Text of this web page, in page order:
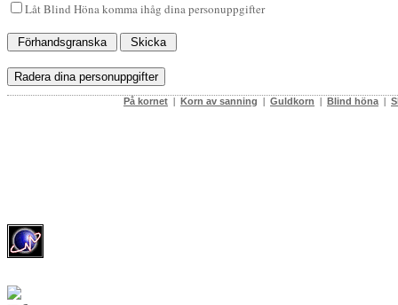
Låt Blind Höna komma ihåg dina personuppgifter
På kornet Korn av sanning Guldkorn Blind höna